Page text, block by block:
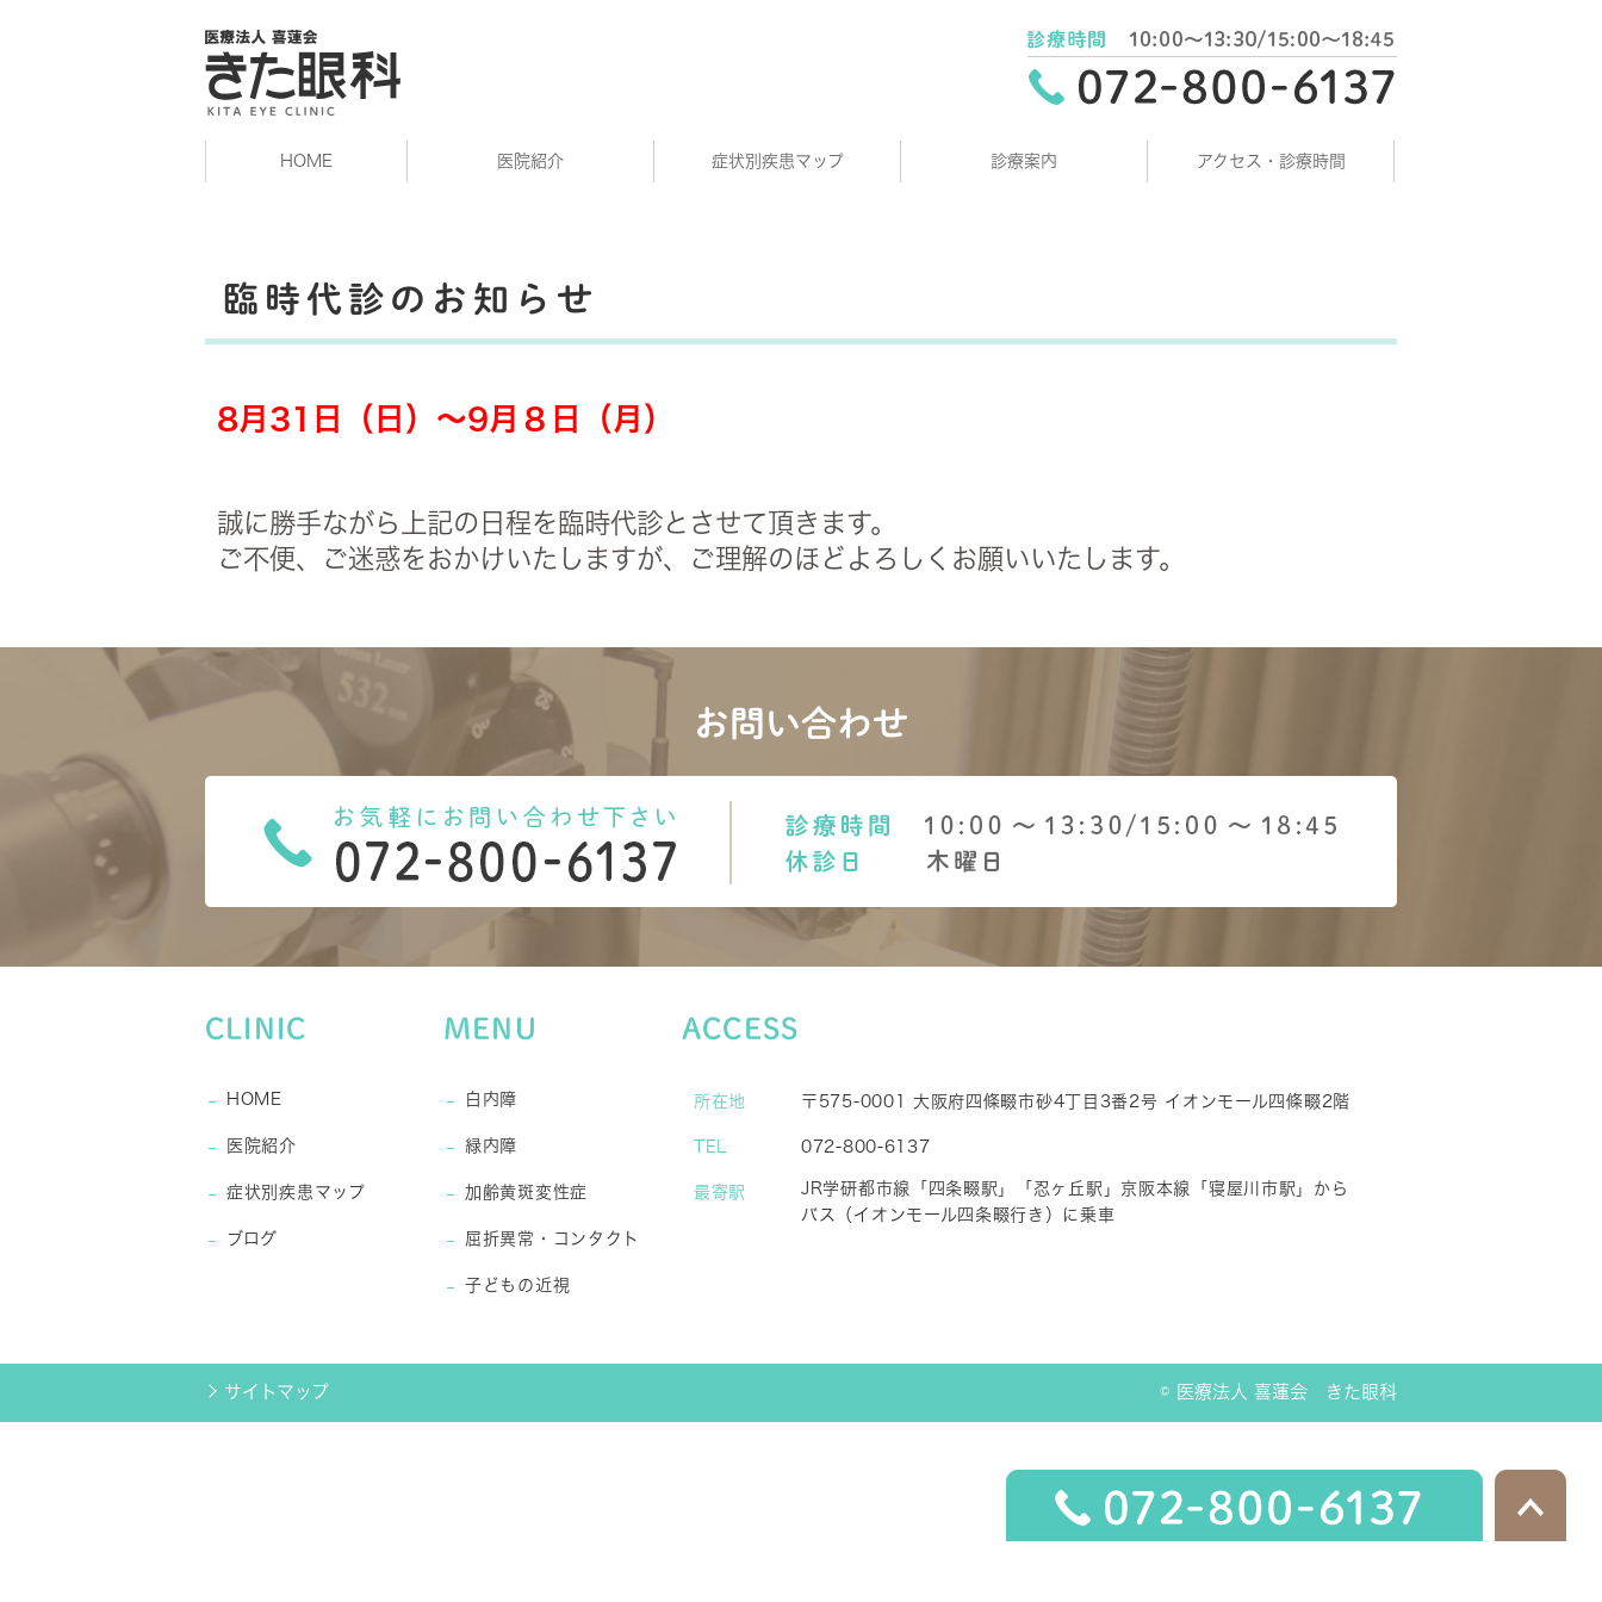
HOME 医院紹介 症状別疾患マップ 診療案内 アクセス・診療時間
臨時代診のお知らせ
8月31日（日）～9月８日（月）
誠に勝手ながら上記の日程を臨時代診とさせて頂きます。
ご不便、ご迷惑をおかけいたしますが、ご理解のほどよろしくお願いいたします。
お問い合わせ
CLINIC
HOME
医院紹介
症状別疾患マップ
ブログ
MENU
白内障
緑内障
加齢黄斑変性症
屈折異常・コンタクト
子どもの近視
ACCESS
所在地 〒575-0001 大阪府四條畷市砂4丁目3番2号 イオンモール四條畷2階
TEL 072-800-6137
最寄駅
JR学研都市線「四条畷駅」「忍ヶ丘駅」京阪本線「寝屋川市駅」から
バス（イオンモール四条畷行き）に乗車
サイトマップ © 医療法人 喜蓮会 きた眼科